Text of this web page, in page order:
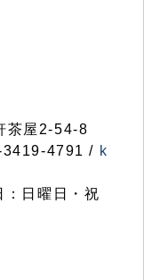
茶屋2-54-8
4791 / k
日曜日・祝